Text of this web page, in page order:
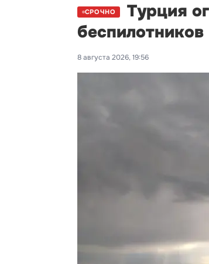
СРОЧНО
Турция
беспилотников
8 августа 2026, 19:56